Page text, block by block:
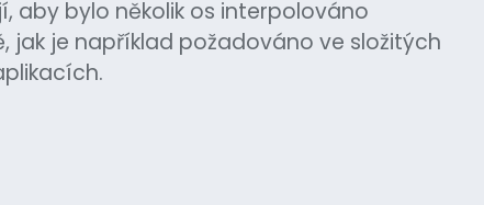
aby bylo několik os interpolováno
jak je například požadováno ve složitých